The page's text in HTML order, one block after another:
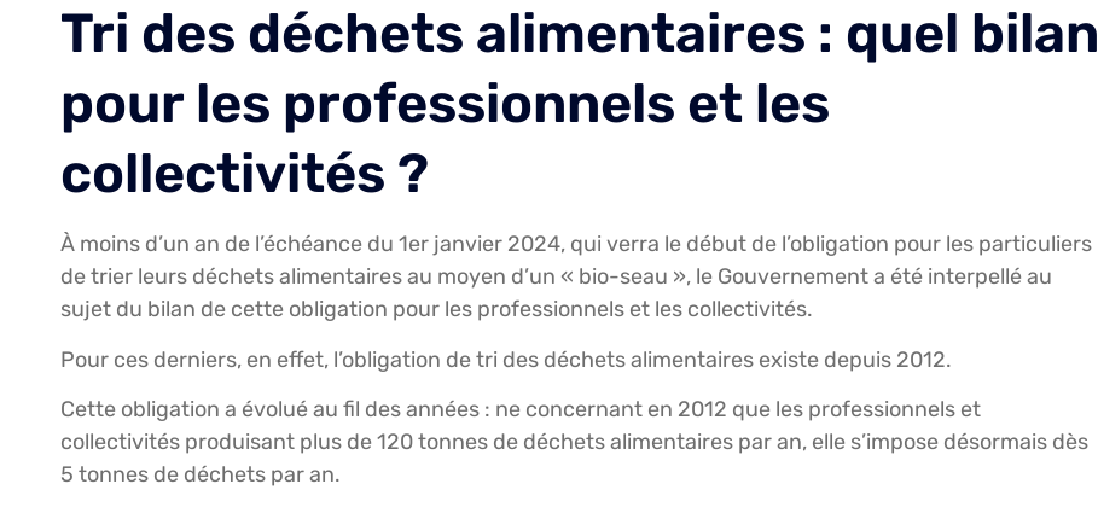
Tri des déchets alimentaires : quel bilan
pour les professionnels et les
collectivités ?
À moins d’un an de l’échéance du 1er janvier 2024, qui verra le début de l’obligation pour les particuliers
de trier leurs déchets alimentaires au moyen d’un « bio-seau », le Gouvernement a été interpellé au
sujet du bilan de cette obligation pour les professionnels et les collectivités.
Pour ces derniers, en effet, l’obligation de tri des déchets alimentaires existe depuis 2012.
Cette obligation a évolué au fil des années : ne concernant en 2012 que les professionnels et
collectivités produisant plus de 120 tonnes de déchets alimentaires par an, elle s’impose désormais dès
5 tonnes de déchets par an.